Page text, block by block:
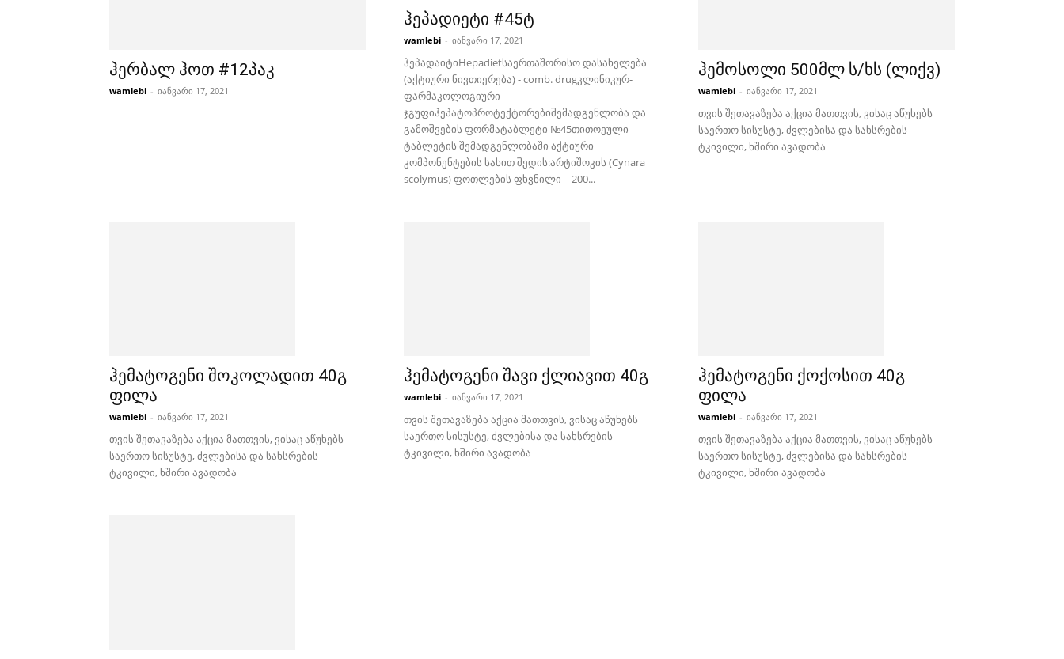
ჰერბალ ჰოთ #12პაკ
wamlebi - იანვარი 17, 2021
ჰეპადიეტი #45ტ
wamlebi - იანვარი 17, 2021
ჰეპადაიტიHepadietსაერთაშორისო დასახელება
(აქტიური ნივთიერება) - comb. drugკლინიკურ-
ფარმაკოლოგიური
ჯგუფიჰეპატოპროტექტორებიშემადგენლობა და
გამოშვების ფორმატაბლეტი №45თითოეული
ტაბლეტის შემადგენლობაში აქტიური
კომპონენტების სახით შედის:არტიშოკის (Cynara
scolymus) ფოთლების ფხვნილი – 200...
ჰემოსოლი 500მლ ს/ხს (ლიქვ)
wamlebi - იანვარი 17, 2021
თვის შეთავაზება აქცია მათთვის, ვისაც აწუხებს
საერთო სისუსტე, ძვლებისა და სახსრების
ტკივილი, ხშირი ავადობა
ჰემატოგენი შოკოლადით 40გ
ფილა
wamlebi - იანვარი 17, 2021
თვის შეთავაზება აქცია მათთვის, ვისაც აწუხებს
საერთო სისუსტე, ძვლებისა და სახსრების
ტკივილი, ხშირი ავადობა
ჰემატოგენი შავი ქლიავით 40გ
wamlebi - იანვარი 17, 2021
თვის შეთავაზება აქცია მათთვის, ვისაც აწუხებს
საერთო სისუსტე, ძვლებისა და სახსრების
ტკივილი, ხშირი ავადობა
ჰემატოგენი ქოქოსით 40გ
ფილა
wamlebi - იანვარი 17, 2021
თვის შეთავაზება აქცია მათთვის, ვისაც აწუხებს
საერთო სისუსტე, ძვლებისა და სახსრების
ტკივილი, ხშირი ავადობა